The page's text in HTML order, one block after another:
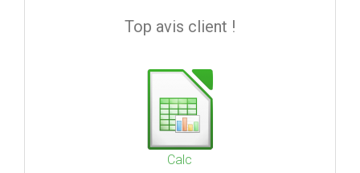
Top avis client !
Calc